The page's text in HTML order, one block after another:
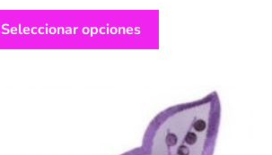
Seleccionar opciones